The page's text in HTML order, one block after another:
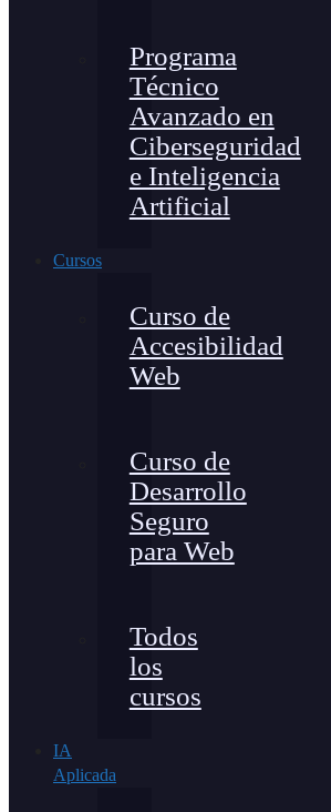
Programa
Técnico
Avanzado en
Ciberseguridad
e Inteligencia
Artificial
Cursos
Curso de
Accesibilidad
Web
Curso de
Desarrollo
Seguro
para Web
Todos
los
cursos
IA
Aplicada